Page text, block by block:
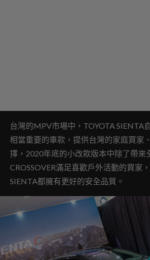
台灣的MPV市場中，TOYOTA SIENTA
相當重要的車款，提供台灣的家庭買家
擇，2020年底的小改款版本中除了帶來
CROSSOVER滿足喜歡戶外活動的買家
SIENTA都擁有更好的安全品質。